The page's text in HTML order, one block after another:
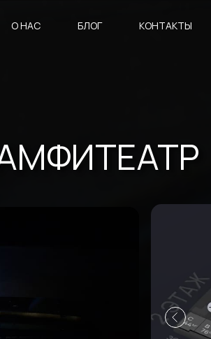
БЛОГ
О НАС КОНТАКТЫ